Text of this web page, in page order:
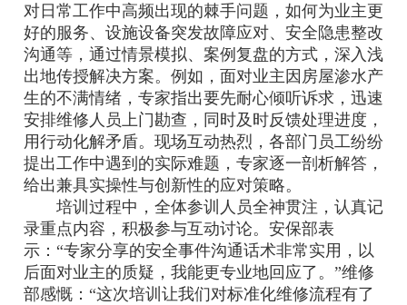
对日常工作中高频出现的棘手问题，如何为业主更
好的服务、设施设备突发故障应对、安全隐患整改
沟通等，通过情景模拟、案例复盘的方式，深入浅
出地传授解决方案。例如，面对业主因房屋渗水产
生的不满情绪，专家指出要先耐心倾听诉求，迅速
安排维修人员上门勘查，同时及时反馈处理进度，
用行动化解矛盾。现场互动热烈，各部门员工纷纷
提出工作中遇到的实际难题，专家逐一剖析解答，
给出兼具实操性与创新性的应对策略。
培训过程中，全体参训人员全神贯注，认真记
录重点内容，积极参与互动讨论。安保部表
示：“专家分享的安全事件沟通话术非常实用，以
后面对业主的质疑，我能更专业地回应了。”维修
部感慨：“这次培训让我们对标准化维修流程有了